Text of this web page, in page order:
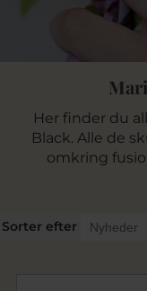
Her finder du
Black. Alle de
omkring
Dyk ned og
udvalg
Sorter efter